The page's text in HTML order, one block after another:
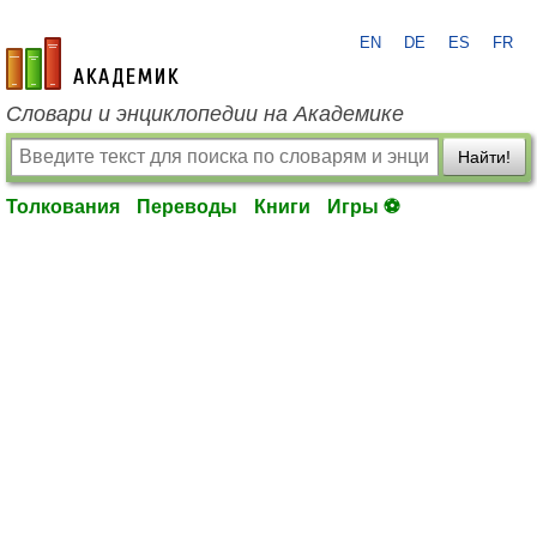
academic.ru
EN DE ES FR
Словари и энциклопедии на Академике
Найти!
Толкования Переводы Книги Игры ⚽